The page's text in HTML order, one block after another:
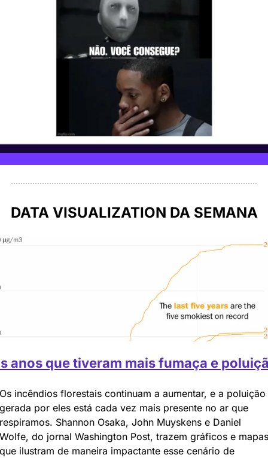
DATA VISUALIZATION DA SEMANA
anos que tiveram mais fumaça e
Os incêndios florestais continuam a aumentar, e a poluição
gerada por eles está cada vez mais presente no ar que
respiramos. Shannon Osaka, John Muyskens e Daniel
Wolfe, do jornal Washington Post, trazem gráficos e mapas
que ilustram de maneira impactante esse cenário de